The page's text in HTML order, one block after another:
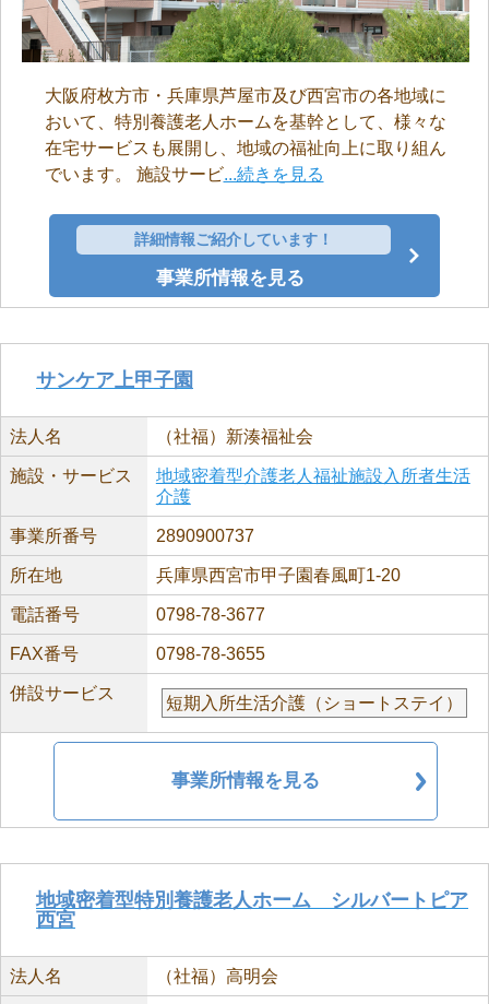
大阪府枚方市・兵庫県芦屋市及び西宮市の各地域に
おいて、特別養護老人ホームを基幹として、様々な
在宅サービスも展開し、地域の福祉向上に取り組ん
でいます。 施設サービ...続きを見る
詳細情報ご紹介しています！
事業所情報を見る
サンケア上甲子園
法人名 （社福）新湊福祉会
施設・サービス
地域密着型介護老人福祉施設入所者生活
介護
事業所番号 2890900737
所在地 兵庫県西宮市甲子園春風町1-20
電話番号 0798-78-3677
FAX番号 0798-78-3655
併設サービス
短期入所生活介護（ショートステイ）
事業所情報を見る
地域密着型特別養護老人ホーム シルバートピア
西宮
法人名 （社福）高明会